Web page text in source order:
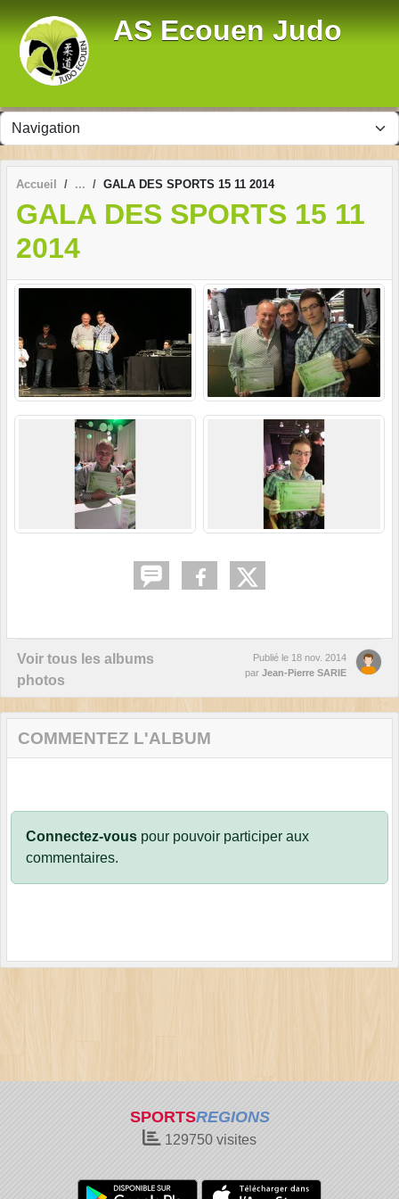
AS Ecouen Judo
Accueil GALA DES SPORTS 15 11 2014
GALA DES SPORTS 15 11
2014
Voir tous les albums
photos
Publié le 18 nov. 2014
par Jean-Pierre SARIE
COMMENTEZ L'ALBUM
Connectez-vous pour pouvoir participer aux
commentaires.
SPORTSREGIONS
129750 visites